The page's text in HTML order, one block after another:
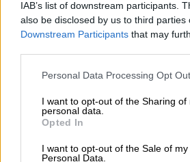
IAB’s list of downstream participants.
also be disclosed by us to third parties
Downstream Participants that may
Please note that this website/app uses
not limited to your visit or usage
grant or deny consent to Google and
use your data for below specified
consent section.
Personal Data Processing Opt
I want to opt-out of the Sharing of
personal data.
Opted In
I want to opt-out of the Sale of my
Personal Data.
Η Μαριάννα Τουμασάτου
της Κυριακής: «Δεν θα
εκπομπή»
η αποκάλυψη της Βίκυς
του GNTM
ΑΛΛΑ #TAGS
ΑΝΤ1
Κατερίνα